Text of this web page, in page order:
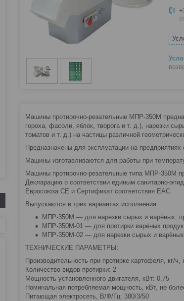
Машины протирочно-резательные МПР-350М
гороха, фасоли, яблок, творога и т. д.), нарезки
томатов и т. д.) на частицы различной
Предназначены для эксплуатации на
Машины изготавливаются для работы при
Машины протирочно-резательные типа МПР-350М
Декларацию о соответствии единым санитарно-
Евросоюза CE и Сертификат соответствия EAC.
Выпускаются в трёх вариантах исполнения:
МПР-350М — для нарезки сырых и варёных,
МПР-350М-01 — для протирки варёных
МПР-350М-02 — для нарезки сырых и варёных
ТЕХНИЧЕСКИЕ ПАРАМЕТРЫ:
Производительность при протирке картофеля, кг/
Количество видов протирки: 2
Мощность установленного двигателя, кВт: 0,75
Номинальная потребляемая мощность, кВт, не
Питающая электросеть, В/Ф/Гц: 380/3/50